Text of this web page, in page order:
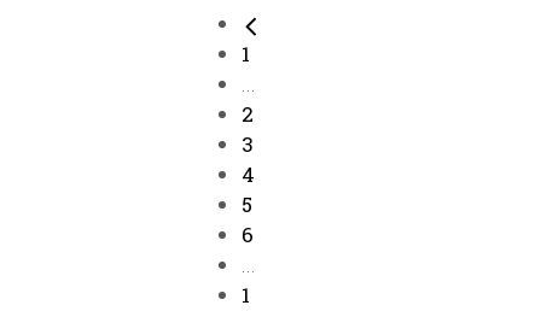
1
...
2
3
4
5
6
...
1